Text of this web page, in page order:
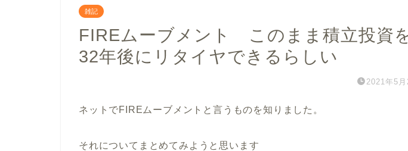
雑記
FIREムーブメント このまま積立投資
32年後にリタイヤできるらしい
2021年5月
ネットでFIREムーブメントと言うものを知りました。
それについてまとめてみようと思います